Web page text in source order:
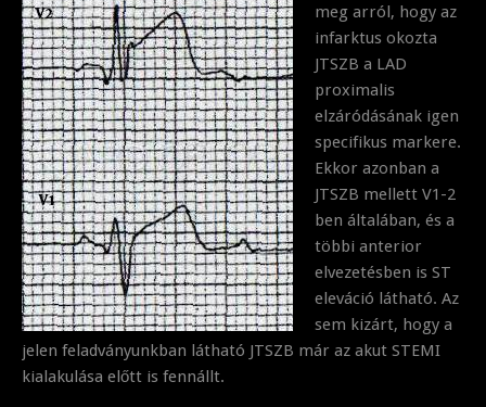
meg arról, hogy az
infarktus okozta
JTSZB a LAD
proximalis
elzáródásának igen
specifikus markere.
Ekkor azonban a
JTSZB mellett V1-2
ben általában, és a
többi anterior
elvezetésben is ST
eleváció látható. Az
sem kizárt, hogy a
jelen feladványunkban látható JTSZB már az akut STEMI
kialakulása előtt is fennállt.